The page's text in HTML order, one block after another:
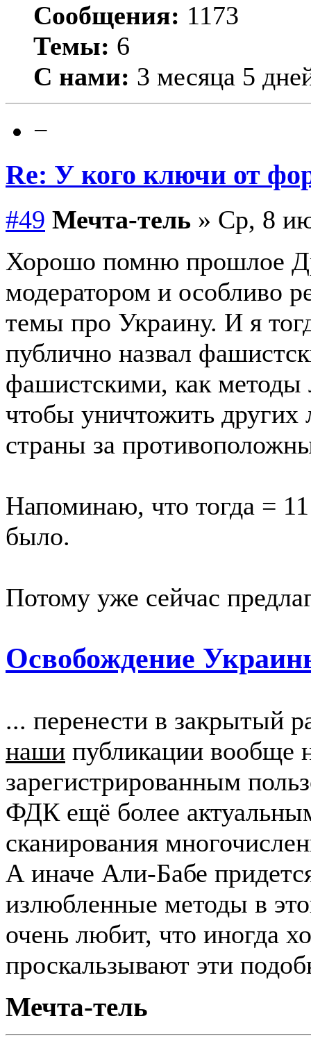
Сообщения: 1173
Темы: 6
С нами: 3 месяца 5
−
Re: У кого ключи от
#49 Мечта-тель » Ср, 8
Хорошо помню прошлое
модератором и особливо
темы про Украину. И я
публично назвал
фашистскими, как методы
чтобы уничтожить
страны за
Напоминаю, что тогда =
было.
Потому уже сейчас
Освобождение
... перенести в закрытый
наши публикации вообще
зарегистрированным
ФДК ещё более
сканирования
А иначе Али-Бабе
излюбленные методы в
очень любит, что иногда
проскальзывают эти
Мечта-тель